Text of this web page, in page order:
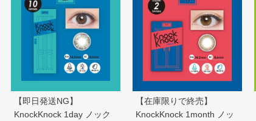
【即日発送NG】
KnockKnock 1day ノック
【在庫限りで終売】
KnockKnock 1month ノッ